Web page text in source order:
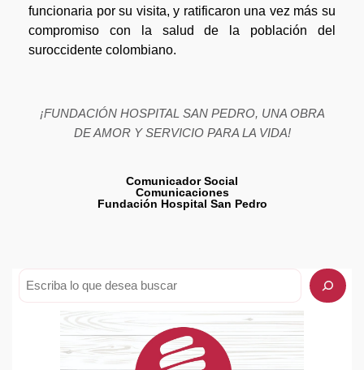
funcionaria por su visita, y ratificaron una vez más su
compromiso con la salud de la población del
suroccidente colombiano.
¡FUNDACIÓN HOSPITAL SAN PEDRO, UNA OBRA
DE AMOR Y SERVICIO PARA LA VIDA!
Comunicador Social
Comunicaciones
Fundación Hospital San Pedro